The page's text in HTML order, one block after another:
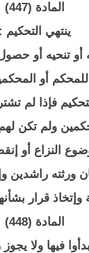
المادة (447)
ينتهي التحكيم :
أو تنحيه أو
أو
ورثته راشدين
وإتخاذ قرار
المادة (448)
فيها ولا